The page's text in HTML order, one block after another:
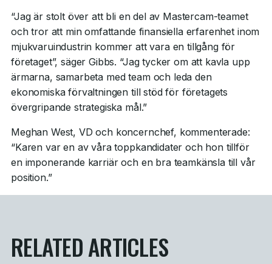
“Jag är stolt över att bli en del av Mastercam-teamet
och tror att min omfattande finansiella erfarenhet inom
mjukvaruindustrin kommer att vara en tillgång för
företaget”, säger Gibbs. “Jag tycker om att kavla upp
ärmarna, samarbeta med team och leda den
ekonomiska förvaltningen till stöd för företagets
övergripande strategiska mål.”
Meghan West, VD och koncernchef, kommenterade:
“Karen var en av våra toppkandidater och hon tillför
en imponerande karriär och en bra teamkänsla till vår
position.”
RELATED ARTICLES